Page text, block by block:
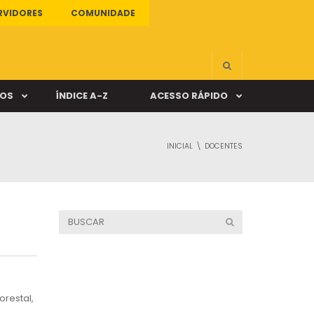
COMUNIDADE
ÍNDICE A-Z ACESSO RÁPIDO
INICIAL DOCENTES